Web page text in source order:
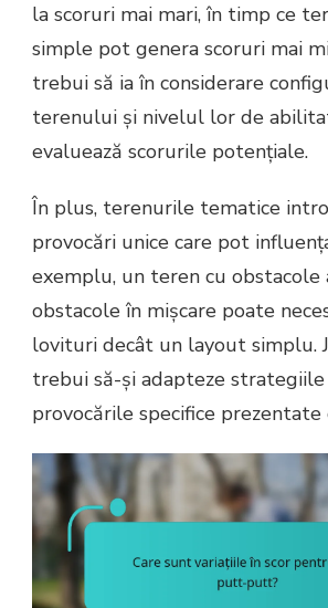
la scoruri mai mari, în timp ce
simple pot genera scoruri mai
trebui să ia în considerare
terenului și nivelul lor de
evaluează scorurile potențiale.
În plus, terenurile tematice
provocări unice care pot
exemplu, un teren cu obstacole
obstacole în mișcare poate
lovituri decât un layout simplu.
trebui să-și adapteze
provocările specifice